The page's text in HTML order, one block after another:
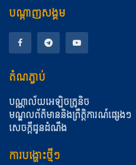
បណ្តាញសង្គម
តំណភ្ជាប់
បណ្ណាល័យអេឡិចត្រូនិច
មណ្ឌលព័ត៌មាននិងព្រឹត្តិការណ៍ផ្សេងៗ
សេចក្តីជូនដំណឹង
ការបង្ហោះថ្មីៗ